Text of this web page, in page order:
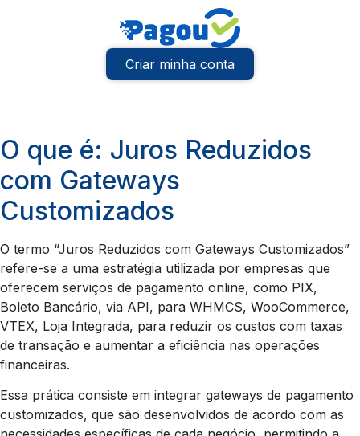
Criar minha conta
O que é: Juros Reduzidos
com Gateways
Customizados
O termo “Juros Reduzidos com Gateways Customizados”
refere-se a uma estratégia utilizada por empresas que
oferecem serviços de pagamento online, como PIX,
Boleto Bancário, via API, para WHMCS, WooCommerce,
VTEX, Loja Integrada, para reduzir os custos com taxas
de transação e aumentar a eficiência nas operações
financeiras.
Essa prática consiste em integrar gateways de pagamento
customizados, que são desenvolvidos de acordo com as